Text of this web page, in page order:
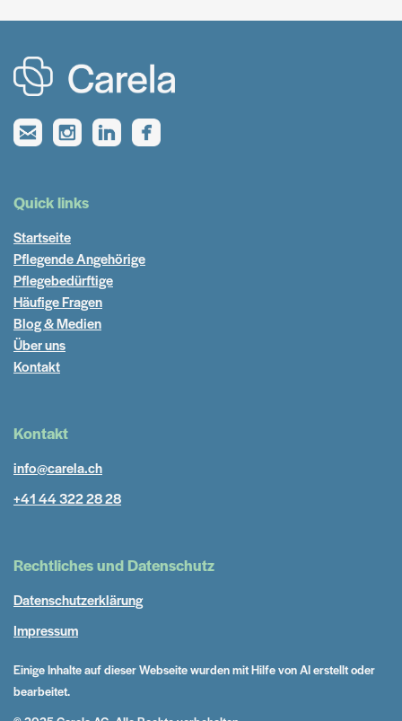
Quick links
Startseite
Pflegende Angehörige
Pflegebedürftige
Häufige Fragen
Blog & Medien
Über uns
Kontakt
Kontakt
info@carela.ch
+41 44 322 28 28
Rechtliches und Datenschutz
Datenschutzerklärung
Impressum
Einige Inhalte auf dieser Webseite wurden mit Hilfe von AI erstellt oder
bearbeitet.